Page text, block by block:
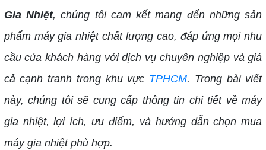
Gia Nhiệt, chúng tôi cam kết mang đến những sản
phẩm máy gia nhiệt chất lượng cao, đáp ứng mọi nhu
cầu của khách hàng với dịch vụ chuyên nghiệp và giá
cả cạnh tranh trong khu vực TPHCM. Trong bài viết
này, chúng tôi sẽ cung cấp thông tin chi tiết về máy
gia nhiệt, lợi ích, ưu điểm, và hướng dẫn chọn mua
máy gia nhiệt phù hợp.